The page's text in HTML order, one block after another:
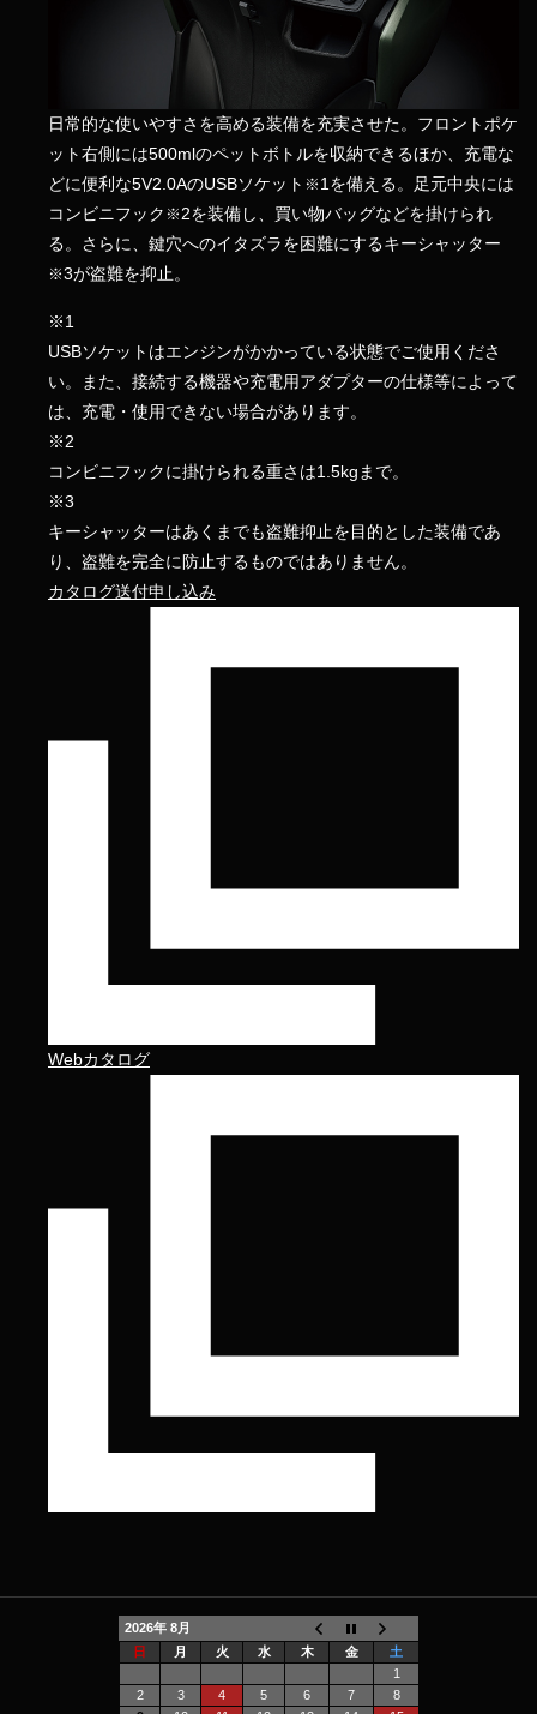
日常的な使いやすさを高める装備を充実させた。フロントポケ
ット右側には500mlのペットボトルを収納できるほか、充電な
どに便利な5V2.0AのUSBソケット ※ 1を備える。足元中央には
コンビニフック ※2を装備し、買い物バッグなどを掛けられ
る。さらに、鍵穴へのイタズラを困難にするキーシャッター
※3が盗難を抑止。
※1
USBソケットはエンジンがかかっている状態でご使用くださ
い。また、接続する機器や充電用アダプターの仕様等によって
は、充電・使用できない場合があります。
※2
コンビニフックに掛けられる重さは1.5kgまで。
※3
キーシャッターはあくまでも盗難抑止を目的とした装備であ
り、盗難を完全に防止するものではありません。
カタログ送付申し込み
Webカタログ
2026年 8月
日
月 火 水 木 金
土
1
2
3 4 5 6 7
8